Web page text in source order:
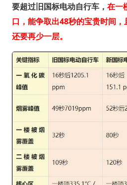
要超过旧国标电动自行车， 在一
口，能争取出48秒的宝贵时间
还要再少一层。